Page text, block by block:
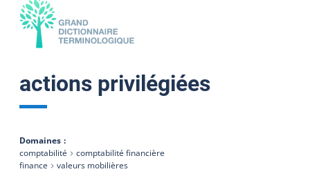
actions privilégiées
Domaines
comptabilité
comptabilité financière
finance
valeurs mobilières